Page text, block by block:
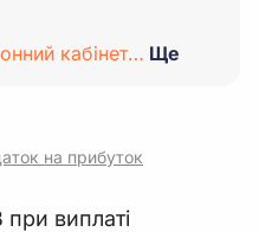
кабінет… Ще
на прибуток
виплаті